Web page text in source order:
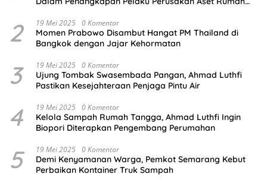
2 19 Mei 2025 0 Komentar
Momen Prabowo Disambut Hangat PM Thailand di
Bangkok dengan Jajar Kehormatan
3 19 Mei 2025 0 Komentar
Ujung Tombak Swasembada Pangan, Ahmad Luthfi
Pastikan Kesejahteraan Penjaga Pintu Air
4 19 Mei 2025 0 Komentar
Kelola Sampah Rumah Tangga, Ahmad Luthfi Ingin
Biopori Diterapkan Pengembang Perumahan
5 19 Mei 2025 0 Komentar
Demi Kenyamanan Warga, Pemkot Semarang Kebut
Perbaikan Kontainer Truk Sampah